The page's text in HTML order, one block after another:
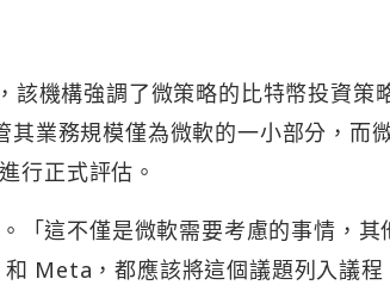
該機構強調了微策略的比特幣投資策
業務規模僅為微軟的一小部分，而
行正式評估。
「這不僅是微軟需要考慮的事情，其
Meta，都應該將這個議題列入議程